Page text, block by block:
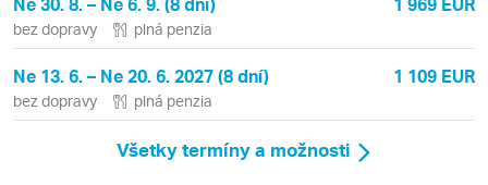
bez dopravy plná penzia
Ne 13. 6. – Ne 20. 6. 2027 (8 dní) 1 109 EUR
bez dopravy plná penzia
Všetky termíny a možnosti